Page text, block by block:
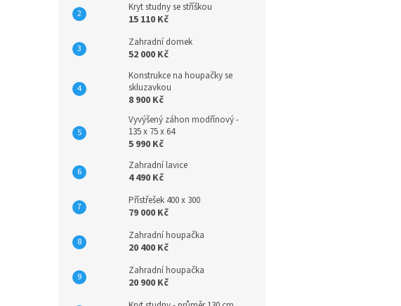
Kryt studny se stříškou
15 110 Kč
Zahradní domek
52 000 Kč
Konstrukce na houpačky se
skluzavkou
8 900 Kč
Vyvýšený záhon modřínový -
135 x 75 x 64
5 990 Kč
Zahradní lavice
4 490 Kč
Přístřešek 400 x 300
79 000 Kč
Zahradní houpačka
20 400 Kč
Zahradní houpačka
20 900 Kč